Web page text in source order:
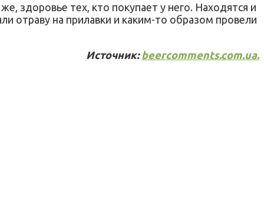
здоровье тех, кто покупает у него. Находятся и
отраву на прилавки и каким-то образом провели
Источник: beercomments.com.ua.